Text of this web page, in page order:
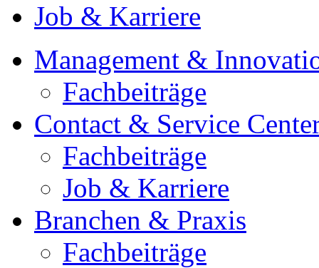
Job & Karriere
Management &
Fachbeiträge
Contact & Service
Fachbeiträge
Job & Karriere
Branchen & Praxis
Fachbeiträge